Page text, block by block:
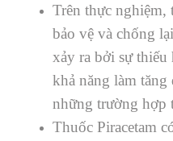
Trên thực nghiệm,
bảo vệ và chống
xảy ra bởi sự
khả năng làm
những trường hợp
Thuốc Piracetam